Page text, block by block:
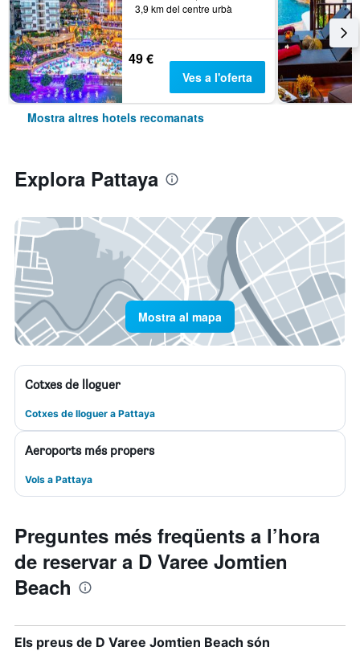
3,9 km del centre urbà
49 €
Ves a l'oferta
Mostra altres hotels recomanats
Explora Pattaya
Mostra al mapa
Cotxes de lloguer
Cotxes de lloguer a Pattaya
Aeroports més propers
Vols a Pattaya
Preguntes més freqüents a l’hora
de reservar a D Varee Jomtien
Beach
Els preus de D Varee Jomtien Beach són